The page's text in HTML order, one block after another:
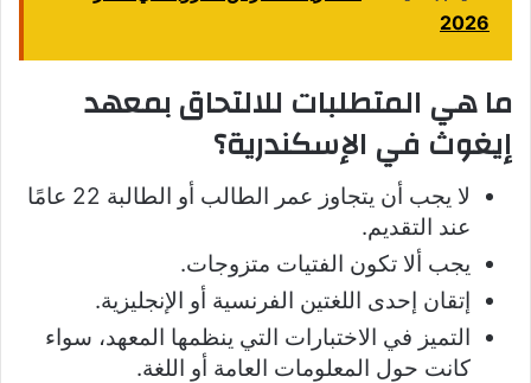
2026
ما هي المتطلبات للالتحاق بمعهد
إيغوث في الإسكندرية؟
لا يجب أن يتجاوز عمر الطالب أو الطالبة 22 عامًا
عند التقديم.
يجب ألا تكون الفتيات متزوجات.
إتقان إحدى اللغتين الفرنسية أو الإنجليزية.
التميز في الاختبارات التي ينظمها المعهد، سواء
كانت حول المعلومات العامة أو اللغة.